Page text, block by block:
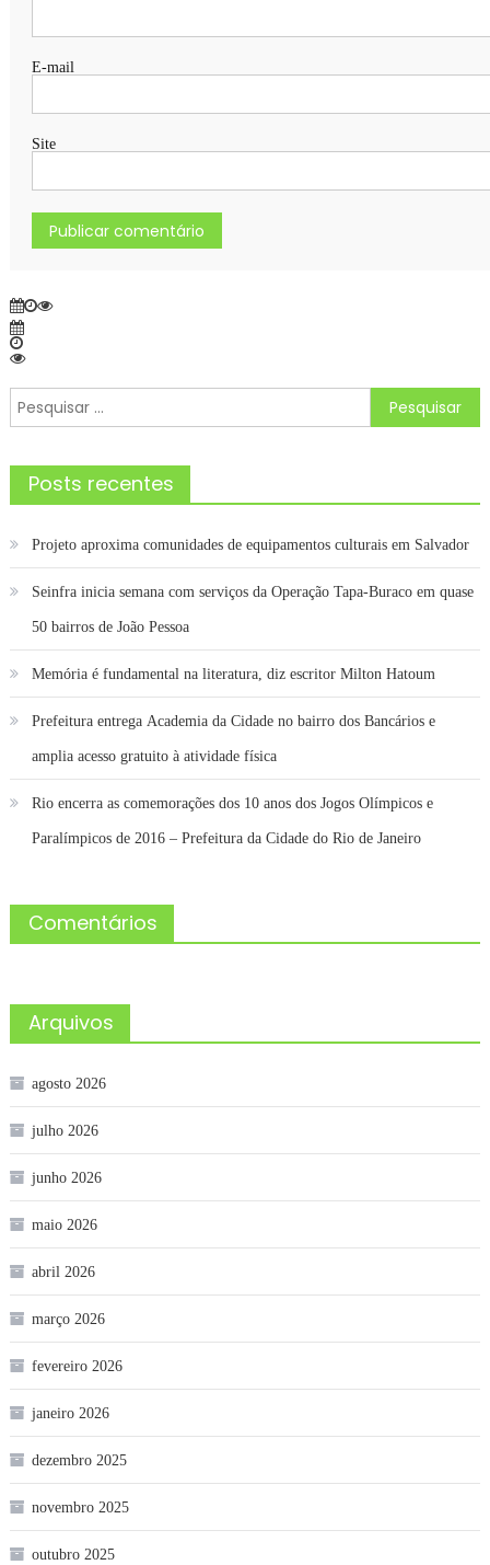
E-mail
Site
por:
Posts recentes
Projeto aproxima comunidades de equipamentos culturais em Salvador
Seinfra inicia semana com serviços da Operação Tapa-Buraco em quase
50 bairros de João Pessoa
Memória é fundamental na literatura, diz escritor Milton Hatoum
Prefeitura entrega Academia da Cidade no bairro dos Bancários e
amplia acesso gratuito à atividade física
Rio encerra as comemorações dos 10 anos dos Jogos Olímpicos e
Paralímpicos de 2016 – Prefeitura da Cidade do Rio de Janeiro
Comentários
Arquivos
agosto 2026
julho 2026
junho 2026
maio 2026
abril 2026
março 2026
fevereiro 2026
janeiro 2026
dezembro 2025
novembro 2025
outubro 2025